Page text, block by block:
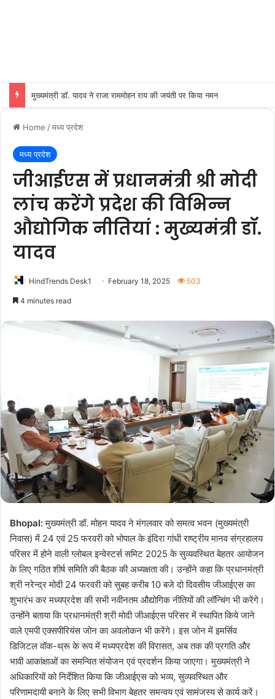
मुख्यमंत्री डॉ. यादव ने राजा राममोहन राय की जयंती पर किया नमन
Home /मध्य प्रदेश
मध्य प्रदेश
जीआईएस में प्रधानमंत्री श्री मोदी
लांच करेंगे प्रदेश की विभिन्न
औद्योगिक नीतियां : मुख्यमंत्री डॉ.
यादव
HindTrends Desk1 February 18, 2025 503
4 minutes read
Bhopal:मुख्यमंत्री डॉ. मोहन यादव ने मंगलवार को समत्व भवन (मुख्यमंत्री
निवास) में 24 एवं 25 फरवरी को भोपाल के इंदिरा गांधी राष्ट्रीय मानव संग्रहालय
परिसर में होने वाली ग्लोबल इन्वेस्टर्स समिट 2025 के सुव्यवस्थित बेहतर आयोजन
के लिए गठित शीर्ष समिति की बैठक की अध्यक्षता की। उन्होंने कहा कि प्रधानमंत्री
श्री नरेन्द्र मोदी 24 फरवरी को सुबह करीब 10 बजे दो दिवसीय जीआईएस का
शुभारंभ कर मध्यप्रदेश की सभी नवीनतम औद्योगिक नीतियों की लॉन्चिंग भी करेंगे।
उन्होंने बताया कि प्रधानमंत्री श्री मोदी जीआईएस परिसर में स्थापित किये जाने
वाले एमपी एक्सपीरियंस जोन का अवलोकन भी करेंगे। इस जोन में इमर्सिव
डिजिटल वॉक-थ्रू के रूप में मध्यप्रदेश की विरासत, अब तक की प्रगति और
भावी आकांक्षाओं का समन्वित संयोजन एवं प्रदर्शन किया जाएगा। मुख्यमंत्री ने
अधिकारियों को निर्देशित किया कि जीआईएस को भव्य, सुव्यवस्थित और
परिणामदायी बनाने के लिए सभी विभाग बेहतर समन्वय एवं सामंजस्य से कार्य करें।